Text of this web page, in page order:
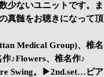
少ないユニットです。ま
真髄をお聴きになって頂
Medical Group)、椎名
♪Flowers、椎名作♪
Swing。▶2nd.set…ピア